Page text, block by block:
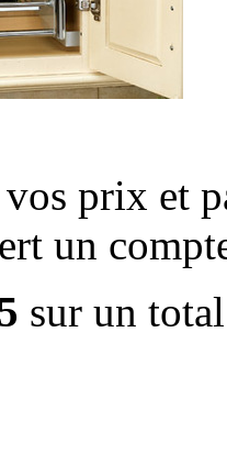
prix et
un
sur un